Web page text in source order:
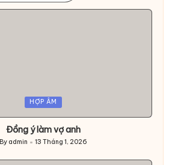
HỢP ÂM
Đồng ý làm vợ anh
Posted
By admin 13 Tháng 1, 2026